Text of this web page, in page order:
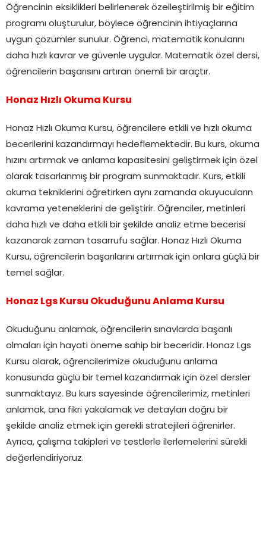
Öğrencinin eksiklikleri belirlenerek özelleştirilmiş bir eğitim
programı oluşturulur, böylece öğrencinin ihtiyaçlarına
uygun çözümler sunulur. Öğrenci, matematik konularını
daha hızlı kavrar ve güvenle uygular. Matematik özel dersi,
öğrencilerin başarısını artıran önemli bir araçtır.
Honaz Hızlı Okuma Kursu
Honaz Hızlı Okuma Kursu, öğrencilere etkili ve hızlı okuma
becerilerini kazandırmayı hedeflemektedir. Bu kurs, okuma
hızını artırmak ve anlama kapasitesini geliştirmek için özel
olarak tasarlanmış bir program sunmaktadır. Kurs, etkili
okuma tekniklerini öğretirken aynı zamanda okuyucuların
kavrama yeteneklerini de geliştirir. Öğrenciler, metinleri
daha hızlı ve daha etkili bir şekilde analiz etme becerisi
kazanarak zaman tasarrufu sağlar. Honaz Hızlı Okuma
Kursu, öğrencilerin başarılarını artırmak için onlara güçlü bir
temel sağlar.
Honaz Lgs Kursu Okuduğunu Anlama Kursu
Okuduğunu anlamak, öğrencilerin sınavlarda başarılı
olmaları için hayati öneme sahip bir beceridir. Honaz Lgs
Kursu olarak, öğrencilerimize okuduğunu anlama
konusunda güçlü bir temel kazandırmak için özel dersler
sunmaktayız. Bu kurs sayesinde öğrencilerimiz, metinleri
anlamak, ana fikri yakalamak ve detayları doğru bir
şekilde analiz etmek için gerekli stratejileri öğrenirler.
Ayrıca, çalışma takipleri ve testlerle ilerlemelerini sürekli
değerlendiriyoruz.